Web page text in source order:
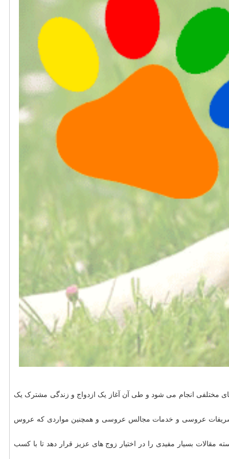
مختلفی انجام می شود و طی آن آغاز یک ازدواج و زندگی مشترک یک
تشریفات عروسی و خدمات مجالس عروسی و همچنین مواردی که عروس
بسیار مفیدی را در اختیار زوج های عزیز قرار دهد تا با کسب